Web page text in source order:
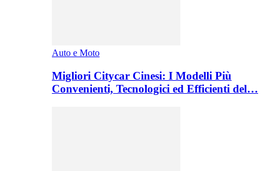
Auto e Moto
Migliori Citycar Cinesi: I Modelli Più
Convenienti, Tecnologici ed Efficienti del…